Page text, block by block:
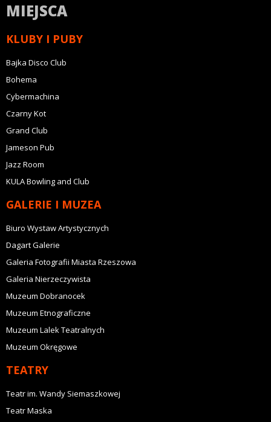
MIEJSCA
KLUBY I PUBY
Bajka Disco Club
Bohema
Cybermachina
Czarny Kot
Grand Club
Jameson Pub
Jazz Room
KULA Bowling and Club
GALERIE I MUZEA
Biuro Wystaw Artystycznych
Dagart Galerie
Galeria Fotografii Miasta Rzeszowa
Galeria Nierzeczywista
Muzeum Dobranocek
Muzeum Etnograficzne
Muzeum Lalek Teatralnych
Muzeum Okręgowe
TEATRY
Teatr im. Wandy Siemaszkowej
Teatr Maska